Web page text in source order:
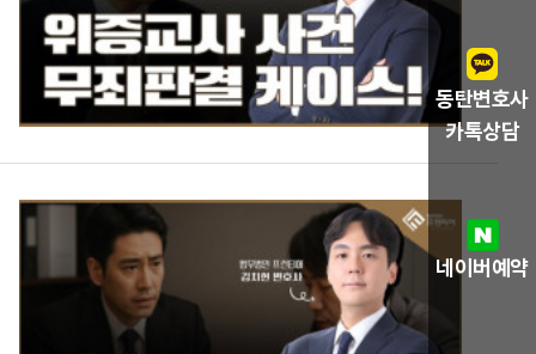
동탄변호사
카톡상담
네이버예약